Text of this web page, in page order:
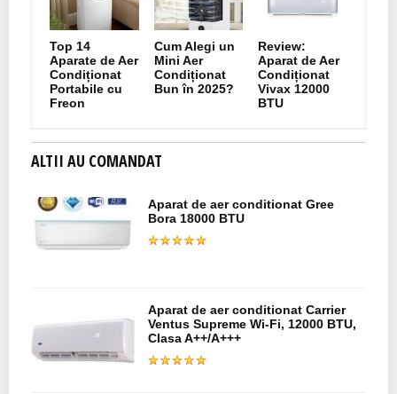
Top 14
Aparate de Aer
Condiționat
Portabile cu
Freon
Cum Alegi un
Mini Aer
Condiționat
Bun în 2025?
Review:
Aparat de Aer
Condiționat
Vivax 12000
BTU
ALTII AU COMANDAT
Aparat de aer conditionat Gree
Bora 18000 BTU
Aparat de aer conditionat Carrier
Ventus Supreme Wi-Fi, 12000 BTU,
Clasa A++/A+++